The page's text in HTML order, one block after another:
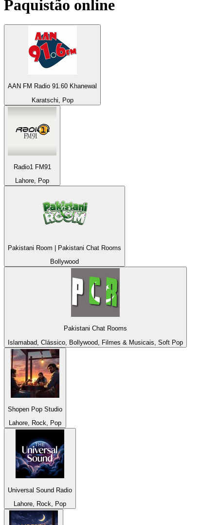
Paquistão online
AAN FM Radio 91.60 Khanewal
Karatschi, Pop
Radio1 FM91
Lahore, Pop
Pakistani Room | Pakistani Chat Rooms
Bollywood
Pakistani Chat Rooms
Islamabad, Clássico, Bollywood, Filmes & Musicais, Soft Pop
Shopen Pop Studio
Lahore, Rock, Pop
Universal Sound Radio
Lahore, Rock, Pop